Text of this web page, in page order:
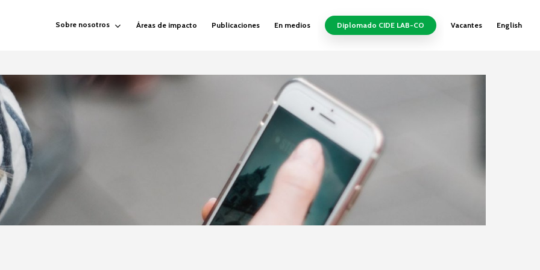
Sobre nosotros Áreas de impacto Publicaciones En medios Diplomado CIDE LAB-CO Vacantes English